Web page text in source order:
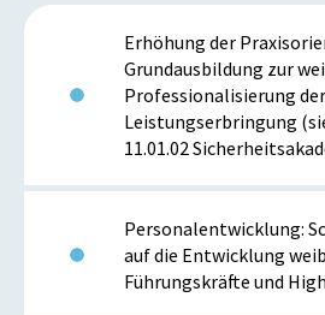
Erhöhung der
Grundausbildung zur
Professionalisierung der
Leistungserbringung
11.01.02
Personalentwicklung:
auf die Entwicklung
Führungskräfte und